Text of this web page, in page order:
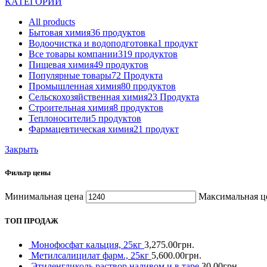
All products
Бытовая химия36 продуктов
Водоочистка и водоподготовка1 продукт
Все товары компании319 продуктов
Пищевая химия49 продуктов
Популярные товары72 Продукта
Промышленная химия80 продуктов
Сельскохозяйственная химия23 Продукта
Строительная химия8 продуктов
Теплоносители5 продуктов
Фармацевтическая химия21 продукт
Закрыть
Фильтр цены
Минимальная цена Максимальная
ТОП ПРОДАЖ
Монофосфат кальция, 25кг 3,275.00грн.
Метилсалицилат фарм., 25кг 5,600.00грн.